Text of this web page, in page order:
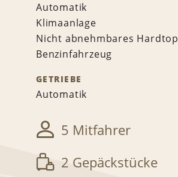
Automatik
Klimaanlage
Nicht abnehmbares Hardtop
Benzinfahrzeug
GETRIEBE
Automatik
5 Mitfahrer
2 Gepäckstücke